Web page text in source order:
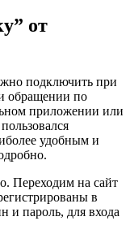
от
подключить при
обращении по
приложении или
удобным и
Переходим на сайт
в
и пароль, для входа